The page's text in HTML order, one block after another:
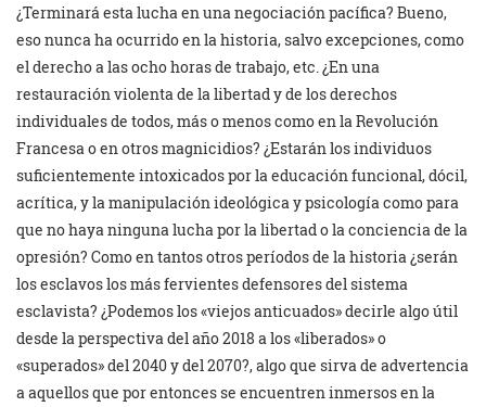
¿Terminará esta lucha en una negociación pacífica? Bueno,
eso nunca ha ocurrido en la historia, salvo excepciones, como
el derecho a las ocho horas de trabajo, etc. ¿En una
restauración violenta de la libertad y de los derechos
individuales de todos, más o menos como en la Revolución
Francesa o en otros magnicidios? ¿Estarán los individuos
suficientemente intoxicados por la educación funcional, dócil,
acrítica, y la manipulación ideológica y psicología como para
que no haya ninguna lucha por la libertad o la conciencia de la
opresión? Como en tantos otros períodos de la historia ¿serán
los esclavos los más fervientes defensores del sistema
esclavista? ¿Podemos los «viejos anticuados» decirle algo útil
desde la perspectiva del año 2018 a los «liberados» o
«superados» del 2040 y del 2070?, algo que sirva de advertencia
a aquellos que por entonces se encuentren inmersos en la